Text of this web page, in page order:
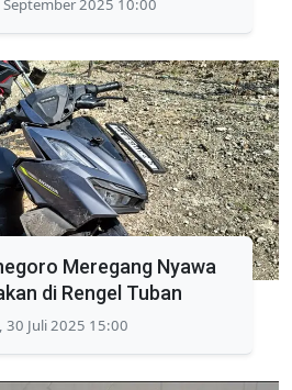
September 2025 10:00
Meregang Nyawa
di Rengel Tuban
30 Juli 2025 15:00